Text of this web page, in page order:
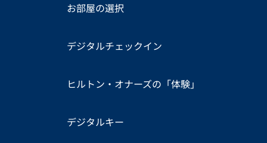
お部屋の選択
デジタルチェックイン
ヒルトン・オナーズの「体験」
デジタルキー